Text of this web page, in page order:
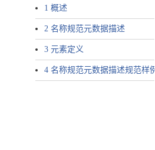
1 概述
2 名称规范元数据描述
3 元素定义
4 名称规范元数据描述规范样例